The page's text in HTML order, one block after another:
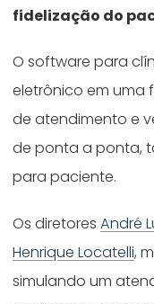
fidelização do
O software para
eletrônico em uma
de atendimento e
de ponta a ponta,
para paciente.
Os diretoresAndré
Henrique Locatelli,
simulando um